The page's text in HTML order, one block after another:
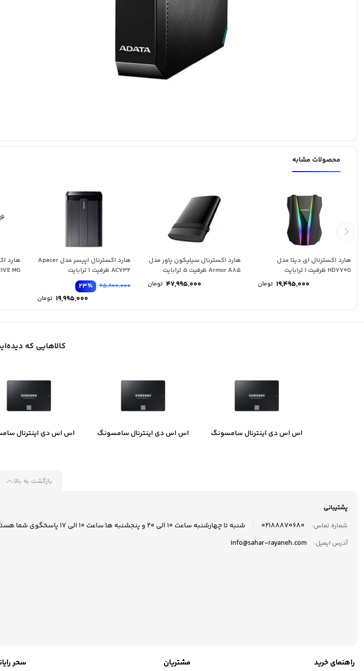
محصولات مشابه
هارد اکسترنال ای دیتا مدل
HD770G ظرفیت 1 ترابایت
19,495,000 تومان
هارد اکسترنال سیلیکون پاور مدل
Armor A85 ظرفیت 5 ترابایت
47,995,000 تومان
هارد اکسترنال اپیسر مدل Apacer
AC732 ظرفیت 1 ترابایت
٪23 25,800,000
19,995,000 تومان
هارد
کالاهایی که
اس اس دی اینترنال سامسونگ
اس اس دی اینترنال سامسونگ
اس اس دی اینترنال
بازگشت به بالا
پشتیبانی
شماره تماس:
02188870680 شنبه تا چهارشنبه ساعت 10 الی 20 و پنجشنبه ها ساعت 10 الی 17 پاسخگوی شما هستیم.
آدرس ایمیل: info@sahar-rayaneh.com
راهنمای خرید مشتریان سحر